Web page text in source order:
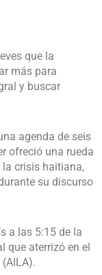
que la
más para
y buscar
agenda de seis
ofreció una rueda
la crisis haitiana,
su discurso
a las 5:15 de la
que aterrizó en el